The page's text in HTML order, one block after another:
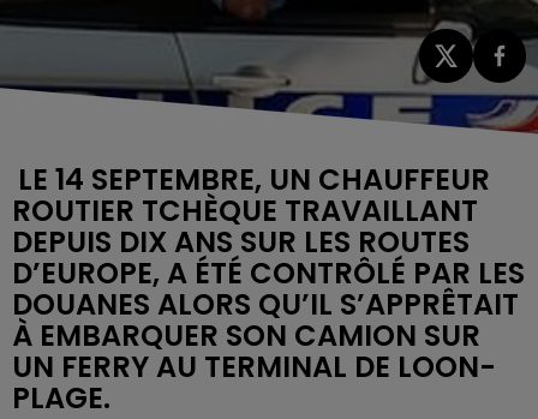
LE 14 SEPTEMBRE, UN CHAUFFEUR
ROUTIER TCHÈQUE TRAVAILLANT
DEPUIS DIX ANS SUR LES ROUTES
D’EUROPE, A ÉTÉ CONTRÔLÉ PAR LES
DOUANES ALORS QU’IL S’APPRÊTAIT
À EMBARQUER SON CAMION SUR
UN FERRY AU TERMINAL DE LOON-
PLAGE.